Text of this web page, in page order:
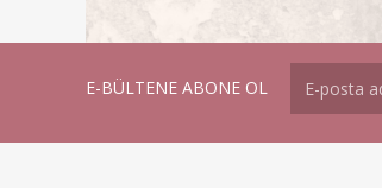
E-BÜLTENE ABONE OL